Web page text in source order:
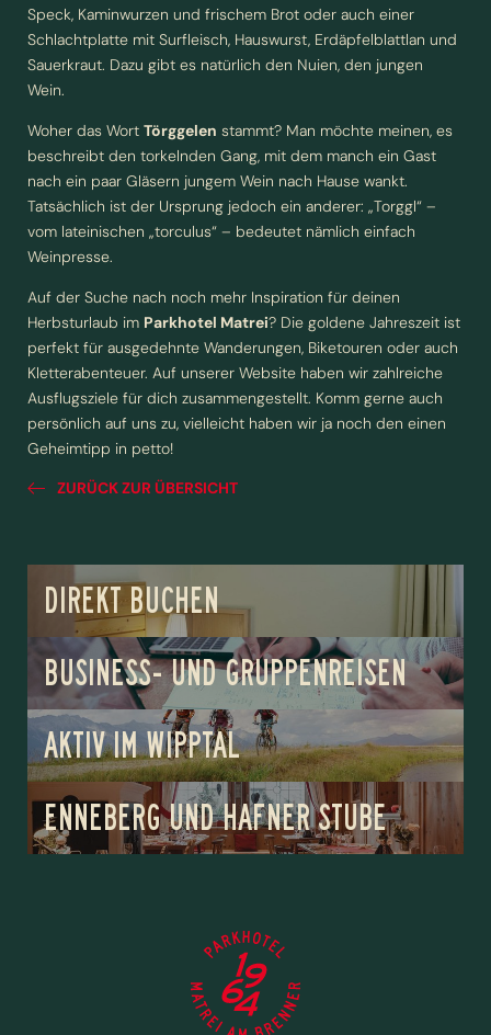
Speck, Kaminwurzen und frischem Brot oder auch einer
Schlachtplatte mit Surfleisch, Hauswurst, Erdäpfelblattlan und
Sauerkraut. Dazu gibt es natürlich den Nuien, den jungen
Wein.
Woher das Wort Törggelen stammt? Man möchte meinen, es
beschreibt den torkelnden Gang, mit dem manch ein Gast
nach ein paar Gläsern jungem Wein nach Hause wankt.
Tatsächlich ist der Ursprung jedoch ein anderer: „Torggl“ –
vom lateinischen „torculus“ – bedeutet nämlich einfach
Weinpresse.
Auf der Suche nach noch mehr Inspiration für deinen
Herbsturlaub im Parkhotel Matrei? Die goldene Jahreszeit ist
perfekt für ausgedehnte Wanderungen, Biketouren oder auch
Kletterabenteuer. Auf unserer Website haben wir zahlreiche
Ausflugsziele für dich zusammengestellt. Komm gerne auch
persönlich auf uns zu, vielleicht haben wir ja noch den einen
Geheimtipp in petto!
ZURÜCK ZUR ÜBERSICHT
DIREKT BUCHEN
BUSINESS- UND GRUPPENREISEN
AKTIV IM WIPPTAL
ENNEBERG UND HAFNER STUBE
NEWSLETTERANMELDUNG
Familie Herr Frau
Vorname
E-Mail*
Einwilligung Marketing*
*Pflichtfelder